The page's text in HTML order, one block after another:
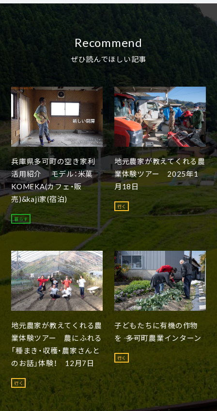
Recommend
ぜひ読んでほしい記事
兵庫県多可町の空き家利
活用紹介 モデル：米菓
KOMEKA(カフェ・販
売)&kaji家(宿泊)
暮らす
地元農家が教えてくれる農
業体験ツアー 2025年1
月18日
行く
地元農家が教えてくれる農
業体験ツアー 農にふれる
「種まき・収穫・農家さんと
のお話」体験！ 12月7日
行く
子どもたちに有機の作物
を ―― 多可町農業インターン
行く